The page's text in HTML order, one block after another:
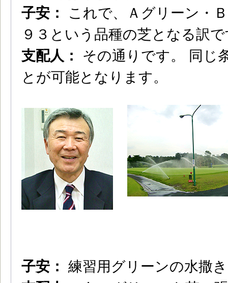
子安：
これで、Ａグリーン・
９３という品種の芝となる訳
支配人：
その通りです。 同じ
とが可能となります。
子安： 練習用グリーンの水撒